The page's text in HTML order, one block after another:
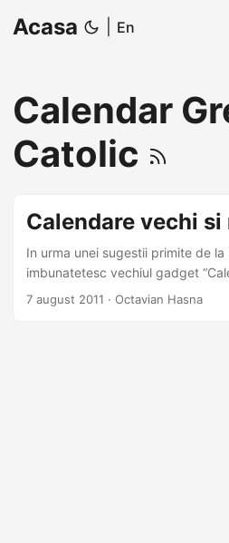
Acasa En
Calendar
Catolic
Calendare vechi si
In urma unei sugestii primite de
imbunatetesc vechiul gadget
la un site cu traditii si obiceiuri
7 august 2011 · Octavian Hasna